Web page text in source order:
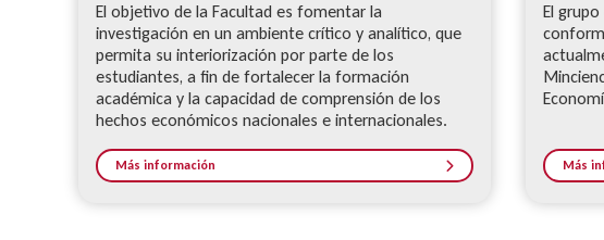
El objetivo de la Facultad es fomentar la
investigación en un ambiente crítico y analítico, que
permita su interiorización por parte de los
estudiantes, a fin de fortalecer la formación
académica y la capacidad de comprensión de los
hechos económicos nacionales e internacionales.
Más información
El
Más